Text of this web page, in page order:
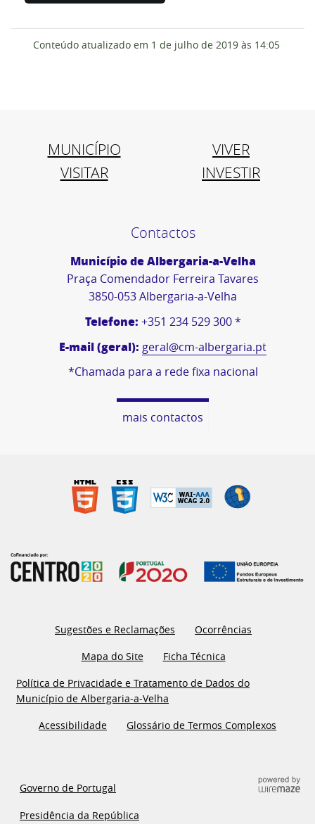
Conteúdo atualizado em 1 de julho de 2019 às 14:05
MUNICÍPIO
VIVER
VISITAR
INVESTIR
Contactos
Município de Albergaria-a-Velha
Praça Comendador Ferreira Tavares
3850-053 Albergaria-a-Velha
Telefone: +351 234 529 300 *
E-mail (geral): geral@cm-albergaria.pt
*Chamada para a rede fixa nacional
mais contactos
Sugestões e Reclamações
Ocorrências
Mapa do Site
Ficha Técnica
Política de Privacidade e Tratamento de Dados do
Município de Albergaria-a-Velha
Acessibilidade
Glossário de Termos Complexos
Governo de Portugal
Presidência da República